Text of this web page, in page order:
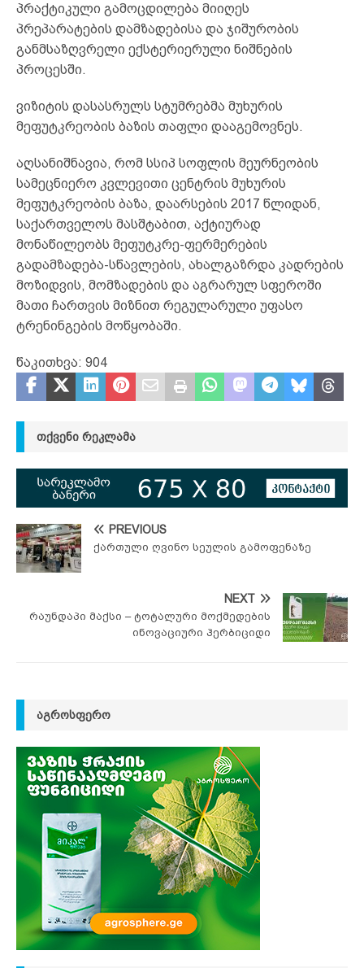
პრაქტიკული გამოცდილება მიიღეს
პრეპარატების დამზადებისა და ჯიშურობის
განმსაზღვრელი ექსტერიერული ნიშნების
პროცესში.
ვიზიტის დასასრულს სტუმრებმა მუხურის
მეფუტკრეობის ბაზის თაფლი დააგემოვნეს.
აღსანიშნავია, რომ სსიპ სოფლის მეურნეობის
სამეცნიერო კვლევითი ცენტრის მუხურის
მეფუტკრეობის ბაზა, დაარსების 2017 წლიდან,
საქართველოს მასშტაბით, აქტიურად
მონაწილეობს მეფუტკრე-ფერმერების
გადამზადება-სწავლების, ახალგაზრდა კადრების
მოზიდვის, მომზადების და აგრარულ სფეროში
მათი ჩართვის მიზნით რეგულარული უფასო
ტრენინგების მოწყობაში.
წაკითხვა: 904
ᲗᲥᲕᲔᲜᲘ ᲠᲔᲙᲚᲐᲛᲐ
PREVIOUS
ქართული ღვინო სეულის გამოფენაზე
NEXT
რაუნდაპი მაქსი – ტოტალური მოქმედების
ინოვაციური ჰერბიციდი
ᲐᲒᲠᲝᲡᲤᲔᲠᲝ